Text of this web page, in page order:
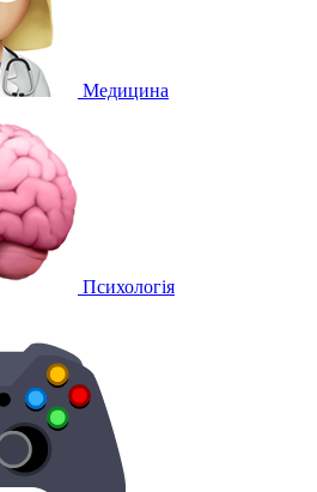
Медицина
Психологія